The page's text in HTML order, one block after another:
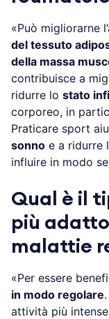
«Può migliorarne
del tessuto
della massa
contribuisce a
ridurre lo stato
corporeo, in
Praticare sport
sonno e a ridurre
influire in modo
Qual è il
più
malattie
«Per essere
in modo regolare
attività più